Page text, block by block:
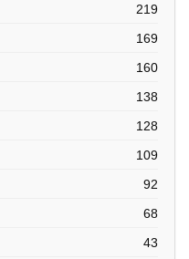
219
169
160
138
128
109
92
68
43